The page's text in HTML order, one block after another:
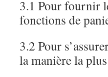
3.1 Pour fournir
fonctions de
3.2 Pour
la manière la